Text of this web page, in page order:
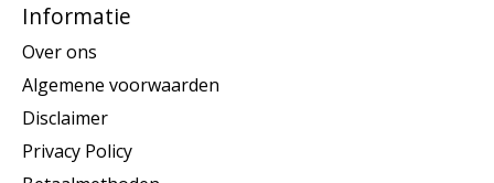
Informatie
Over ons
Algemene voorwaarden
Disclaimer
Privacy Policy